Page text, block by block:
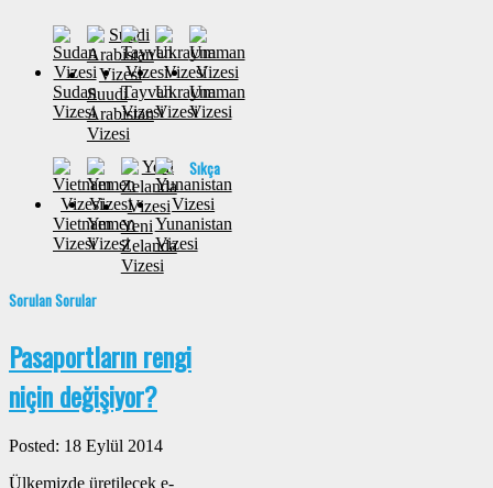
Sudan
Vizesi
Suudi
Arabistan
Vizesi
Tayvan
Vizesi
Ukrayna
Vizesi
Umman
Vizesi
Vietnam
Vizesi
Yemen
Vizesi
Yeni
Zelanda
Vizesi
Yunanistan
Vizesi
Sıkça
Sorulan Sorular
Pasaportların rengi
niçin değişiyor?
Posted: 18 Eylül 2014
Ülkemizde üretilecek e-